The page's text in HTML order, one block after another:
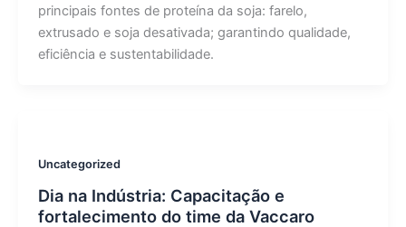
principais fontes de proteína da soja: farelo,
extrusado e soja desativada; garantindo qualidade,
eficiência e sustentabilidade.
Uncategorized
Dia na Indústria: Capacitação e
fortalecimento do time da Vaccaro